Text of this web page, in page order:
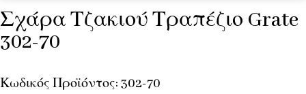
Σχάρα Τζακιού Τραπέζιο Grate
302-70
Κωδικός Προϊόντος: 302-70